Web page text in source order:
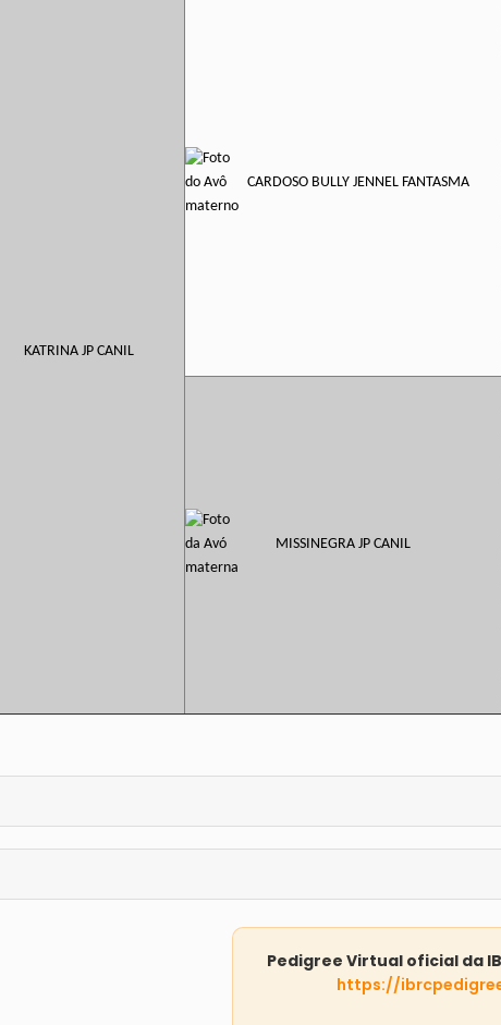
KATRINA JP CANIL
CARDOSO BULLY JENNEL FANTASMA
MISSINEGRA JP CANIL
Pedigree Virtual oficial da
https://